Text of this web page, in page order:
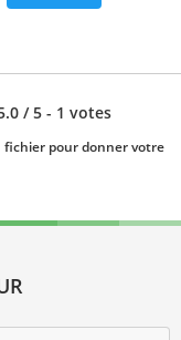
/ 5 - 1 votes
fichier pour donner votre